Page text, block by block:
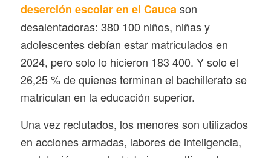
deserción escolar en el Caucason
desalentadoras: 380 100 niños, niñas y
adolescentes debían estar matriculados en
2024, pero solo lo hicieron 183 400. Y solo el
26,25 % de quienes terminan el bachillerato se
matriculan en la educación superior.
Una vez reclutados, los menores son utilizados
en acciones armadas, labores de inteligencia,